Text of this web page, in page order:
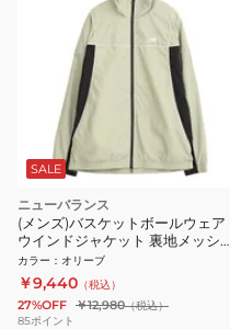
SALE
ニューバランス
(メンズ)バスケットボールウェア
ウインドジャケット 裏地メッシュ
AMJ55626GAS
カラー ： オリーブ
￥9,440 （税込）
27%OFF ￥12,980（税込）
85ポイント